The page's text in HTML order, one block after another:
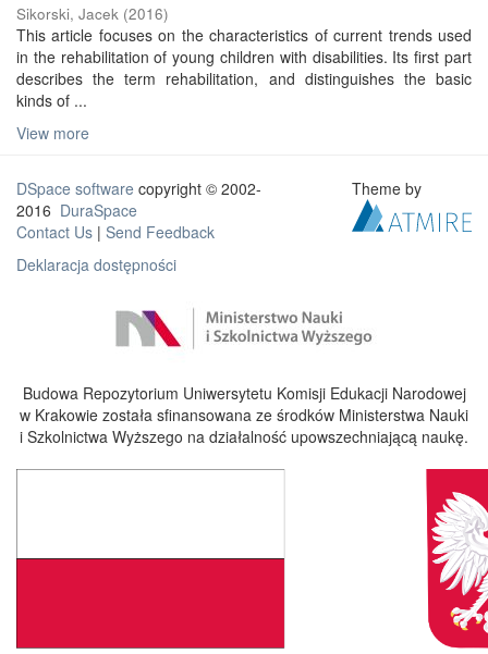
Sikorski, Jacek (2016)
This article focuses on the characteristics of current trends used
in the rehabilitation of young children with disabilities. Its first part
describes the term rehabilitation, and distinguishes the basic
kinds of ...
View more
DSpace software copyright © 2002-
2016 DuraSpace
Contact Us | Send Feedback
Deklaracja dostępności
Theme by
Budowa Repozytorium Uniwersytetu Komisji Edukacji Narodowej
w Krakowie została sfinansowana ze środków Ministerstwa Nauki
i Szkolnictwa Wyższego na działalność upowszechniającą naukę.